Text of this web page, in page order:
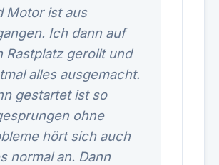
Motor ist aus
Ich dann auf
Rastplatz gerollt und
alles ausgemacht.
gestartet ist so
ohne
hört sich auch
normal an. Dann